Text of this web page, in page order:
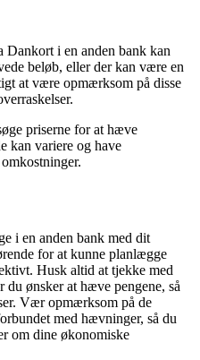
i en anden bank kan
beløb, eller der kan være en
at være opmærksom på disse
priserne for at hæve
kan variere og have
i en anden bank med dit
for at kunne planlægge
Husk altid at tjekke med
du ønsker at hæve pengene, så
Vær opmærksom på de
med hævninger, så du
om dine økonomiske